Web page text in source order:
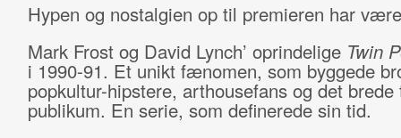
Hypen og nostalgien op til premieren har
Mark Frost og David Lynch’ oprindelige Twin
i 1990-91. Et unikt fænomen, som byggede
popkultur-hipstere, arthousefans og det brede
publikum. En serie, som definerede sin tid.